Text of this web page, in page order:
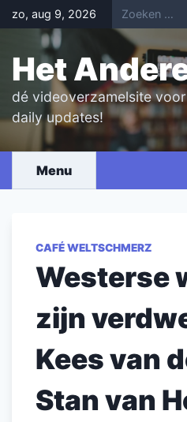
Skip
to
content
zo, aug 9, 2026
Het
dé videoverzamelsite
daily updates!
Menu
CAFÉ WELTSCHMERZ
Westerse
zijn
Kees van
Stan van